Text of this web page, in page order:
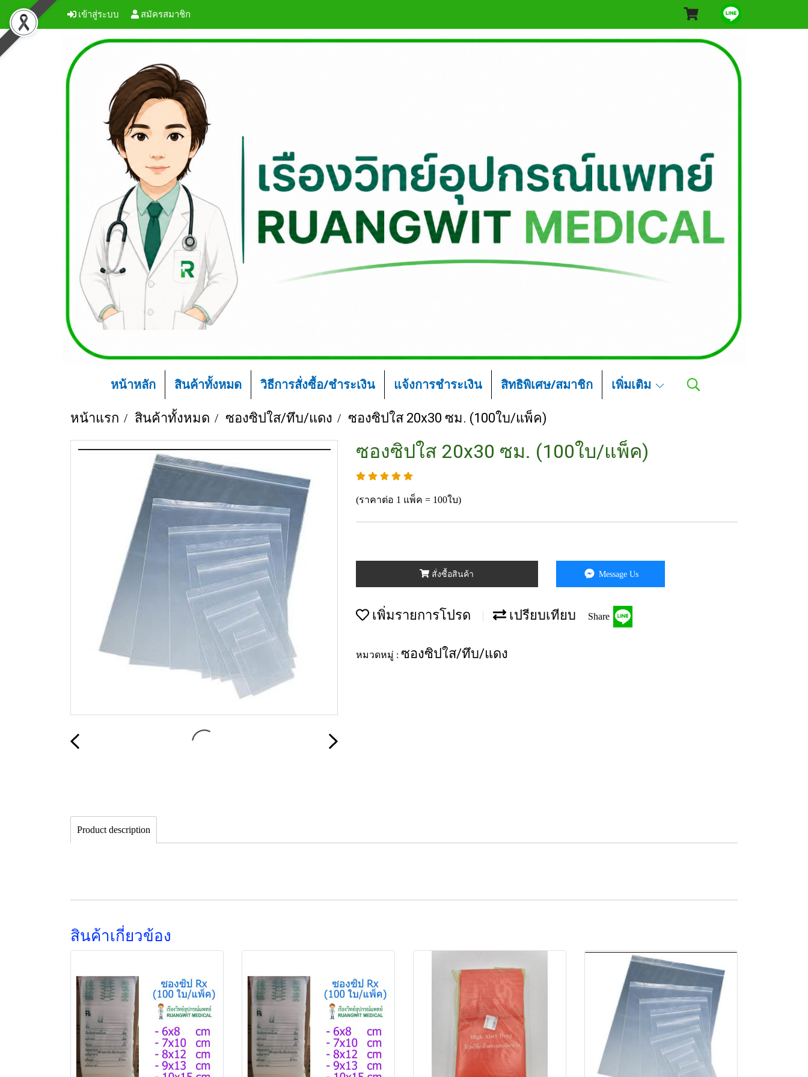
เข้าสู่ระบบ สมัครสมาชิก
หน้าหลัก สินค้าทั้งหมด วิธีการสั่งซื้อ/ชำระเงิน แจ้งการชำระเงิน สิทธิพิเศษ/สมาชิก เพิ่มเติม
หน้าแรก สินค้าทั้งหมด ซองซิปใส/ทึบ/แดง ซองซิปใส 20x30 ซม. (100ใบ/แพ็ค)
ซองซิปใส 20x30 ซม. (100ใบ/แพ็ค)
(ราคาต่อ 1 แพ็ค = 100ใบ)
สั่งซื้อสินค้า Message Us
เพิ่มรายการโปรด เปรียบเทียบ Share
หมวดหมู่ : ซองซิปใส/ทึบ/แดง
Product description
สินค้าเกี่ยวข้อง